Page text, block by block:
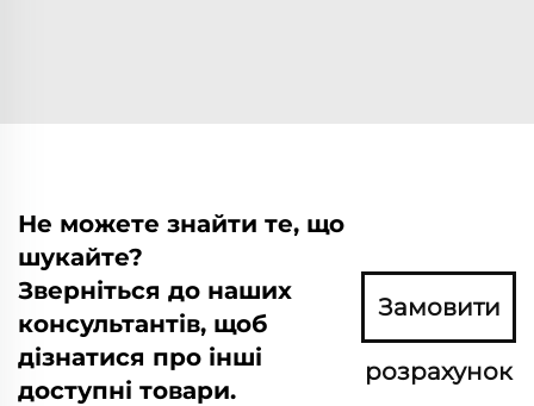
Не можете знайти те, що
шукайте?
Зверніться до наших
консультантів, щоб
дізнатися про інші
доступні товари.
Замовити
розрахунок